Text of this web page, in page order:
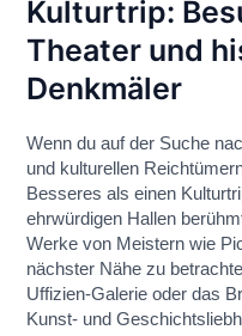
Kulturtrip:
Theater und
Denkmäler
Wenn du auf der Suche
und kulturellen
Besseres als einen
ehrwürdigen Hallen
Werke von Meistern wie
nächster Nähe zu
Uffizien-Galerie oder das
Kunst- und